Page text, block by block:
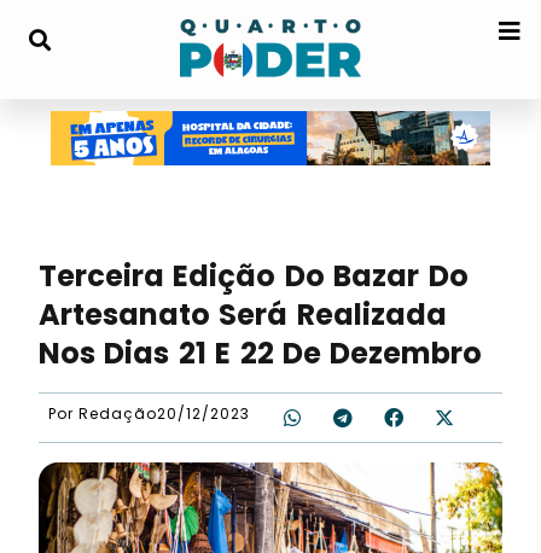
Terceira Edição Do Bazar Do
Artesanato Será Realizada
Nos Dias 21 E 22 De Dezembro
Por Redação20/12/2023